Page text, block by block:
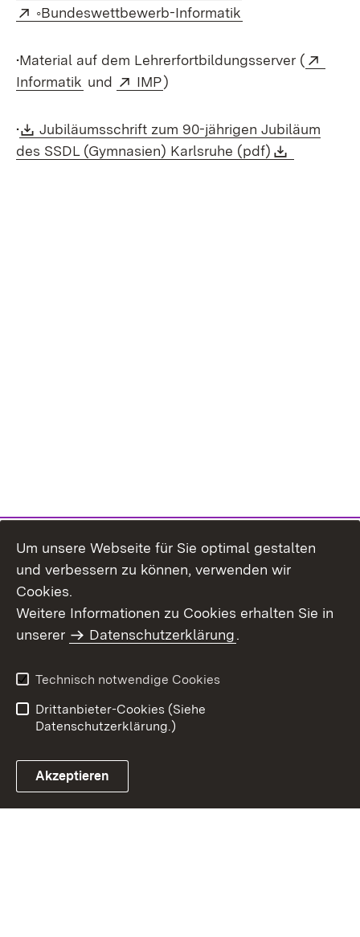
Extern:
◦Bundeswettbewerb-Informatik
•Material auf dem Lehrerfortbildungsserver (
Informatik (Öffnet in neuem Fenster)
und Extern:
IMP(Öffnet in neuem Fenster)
)
• Download:
Jubiläumsschrift zum 90-jährigen Jubiläum
des SSDL (Gymnasien) Karlsruhe (pdf) (Öffnet in
Benutzungshinweise
Erklärung zur
Um unsere Webseite für Sie optimal gestalten
und verbessern zu können, verwenden wir
Cookies.
Weitere Informationen zu Cookies erhalten Sie in
unserer
Datenschutzerklärung.
Technisch notwendige Cookies
Drittanbieter-Cookies (Siehe
Datenschutzerklärung.)
Akzeptieren